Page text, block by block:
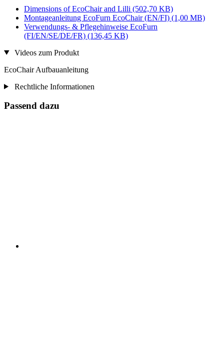
Dimensions of EcoChair and Lilli (502,70 KB)
Montageanleitung EcoFurn EcoChair (EN/FI) (1,00 MB)
Verwendungs- & Pflegehinweise EcoFurn
(FI/EN/SE/DE/FR) (136,45 KB)
Videos zum Produkt
EcoChair Aufbauanleitung
Rechtliche Informationen
Passend dazu